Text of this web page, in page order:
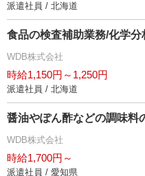
派遣社員 / 北海道
食品の検査補助業務/化学分
WDB株式会社
時給1,150円～1,250円
派遣社員 / 北海道
醤油やぽん酢などの調味料
WDB株式会社
時給1,700円～
派遣社員 / 愛知県